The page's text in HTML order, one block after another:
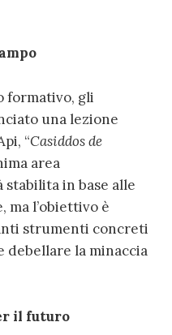
formativo, gli
una lezione
“Casiddos de
area
stabilita in base alle
l’obiettivo è
strumenti concreti
debellare la minaccia
il futuro